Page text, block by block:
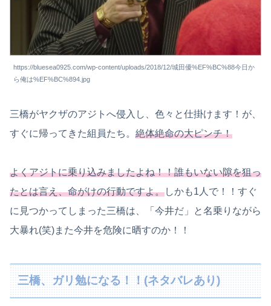
https://bluesea0925.com/wp-content/uploads/2018/12/城田優%EF%BC%88今日か
ら俺は%EF%BC%894.jpg
三橋がヤクザのアジトへ侵入し、色々と仕掛けます！が、
すぐに帰ってきた組員たち。 絶体絶命の大ピンチ！
よくアジトに乗り込みましたよね！！誰もいない隙を狙っ
たとは言え、命がけの行動ですよ。しかも1人で！！すぐ
に見つかってしまった三橋は、「今井だ」と名乗りながら
大暴れ(笑)また今井を危険に晒すのか！！
三橋、ガリ勉になる！！(ネタバレあり)